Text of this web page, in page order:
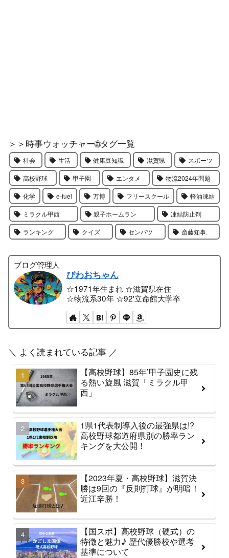
＞＞時事ウォッチャー🌐タグ一覧
社会 生活 健康豆知識 滋賀県 スポーツ
高校野球 甲子園 エンタメ 物流2024年問題
化学 e-fuel 万博 フリースクール 軽油凍結
ミラクル甲西 親子ホームラン 凍結防止剤
ランキング クイズ センバツ 斎藤知事.
ブログ管理人
びわおちゃん
☆1971年生まれ ☆滋賀県在住
☆物流系30年 ☆92'立命館大学卒
＼ よく読まれている記事 ／
【高校野球】85年’甲子園史に残
る熱い旋風 滋賀「ミラクル甲
西」
1県1代表制導入後の最強県は!?
高校野球都道府県別の勝率ラン
キングを大公開！
【2023年夏・高校野球】滋賀決
勝は9回の『反則打球』が明暗！
近江辛勝！
【国スポ】高校野球（硬式）の
特徴と魅力♪ 歴代優勝校や選考
基準について